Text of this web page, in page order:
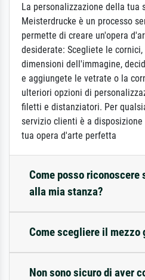
La personalizzazione della tua
Meisterdrucke è un processo
permette di creare un'opera
desiderate: Scegliete le
dimensioni dell'immagine,
e aggiungete le vetrate o la
ulteriori opzioni di
filetti e distanziatori. Per
servizio clienti è a
tua opera d'arte perfetta
Come posso riconoscere
alla mia stanza?
Come scegliere il mezzo
Non sono sicuro di aver